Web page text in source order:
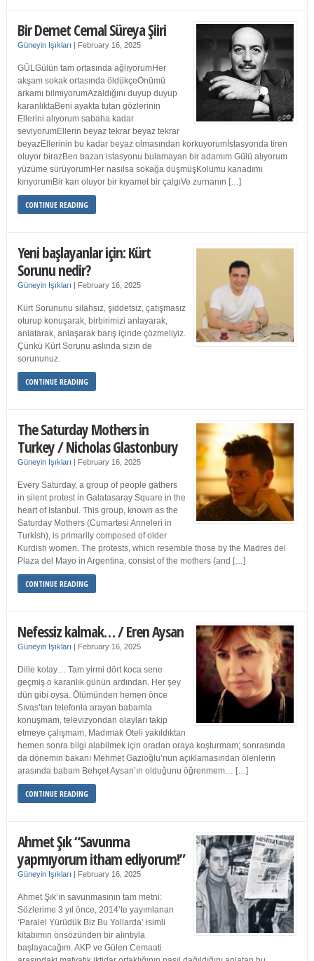
Bir Demet Cemal Süreya Şiiri
Güneyin Işıkları | February 16, 2025
GÜLGülün tam ortasında ağlıyorumHer
akşam sokak ortasında öldükçeÖnümü
arkamı bilmiyorumAzaldığını duyup duyup
karanlıktaBeni ayakta tutan gözlerinin
Ellerini alıyorum sabaha kadar
seviyorumEllerin beyaz tekrar beyaz tekrar
beyazEllerinin bu kadar beyaz olmasından korkuyorumİstasyonda tiren
oluyor birazBen bazan istasyonu bulamayan bir adamım Gülü alıyorum
yüzüme sürüyorumHer nasılsa sokağa düşmüşKolumu kanadımı
kırıyorumBir kan oluyor bir kıyamet bir çalgıVe zurnanın […]
CONTINUE READING
Yeni başlayanlar için: Kürt
Sorunu nedir?
Güneyin Işıkları | February 16, 2025
Kürt Sorununu silahsız, şiddetsiz, çatışmasız
oturup konuşarak, birbirimizi anlayarak,
anlatarak, anlaşarak barış içinde çözmeliyiz.
Çünkü Kürt Sorunu aslında sizin de
sorununuz.
CONTINUE READING
The Saturday Mothers in
Turkey / Nicholas Glastonbury
Güneyin Işıkları | February 16, 2025
Every Saturday, a group of people gathers
in silent protest in Galatasaray Square in the
heart of Istanbul. This group, known as the
Saturday Mothers (Cumartesi Anneleri in
Turkish), is primarily composed of older
Kurdish women. The protests, which resemble those by the Madres del
Plaza del Mayo in Argentina, consist of the mothers (and […]
CONTINUE READING
Nefessiz kalmak… / Eren Aysan
Güneyin Işıkları | February 16, 2025
Dille kolay… Tam yirmi dört koca sene
geçmiş o karanlık günün ardından. Her şey
dün gibi oysa. Ölümünden hemen önce
Sıvas’tan telefonla arayan babamla
konuşmam, televizyondan olayları takip
etmeye çalışmam, Madımak Oteli yakıldıktan
hemen sonra bilgi alabilmek için oradan oraya koşturmam; sonrasında
da dönemin bakanı Mehmet Gazioğlu’nun açıklamasından ölenlerin
arasında babam Behçet Aysan’ın olduğunu öğrenmem… […]
CONTINUE READING
Ahmet Şık “Savunma
yapmıyorum itham ediyorum!”
Güneyin Işıkları | February 16, 2025
Ahmet Şık’ın savunmasının tam metni:
Sözlerime 3 yıl önce, 2014’te yayımlanan
‘Paralel Yürüdük Biz Bu Yollarda’ isimli
kitabımın önsözünden bir alıntıyla
başlayacağım. AKP ve Gülen Cemaati